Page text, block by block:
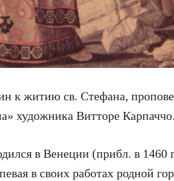
к житию св. Стефана,
художника Витторе Карпаччо.
в Венеции (прибл. в 1460
в своих работах родной